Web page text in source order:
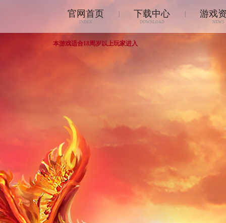
官网首页
INDEX
下载中心
DOWNLOAD
游戏
NEWS
本游戏适合18周岁以上玩家进入